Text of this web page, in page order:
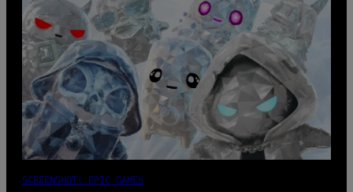
SCREENSHOT: EPIC GAMES